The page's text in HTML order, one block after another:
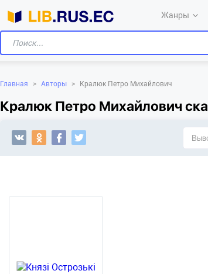
Жанры
Главная > Авторы > Кралюк Петро Михайлович
Кралюк Петро Михайлович